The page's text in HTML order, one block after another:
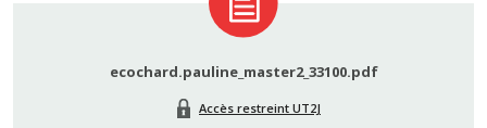
ecochard.pauline_master2_33100.pdf
Accès restreint UT2J